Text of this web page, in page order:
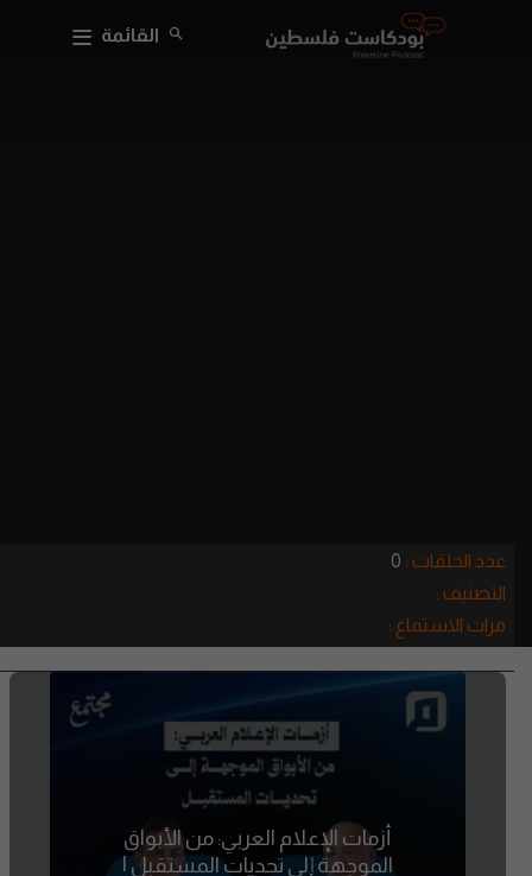
القائمة
عدد الحلقات : 0
التصنيف :
مرات الاستماع :
أزمات الإعلام العربي: من الأبواق
الموجهة إلى تحديات المستقبل |